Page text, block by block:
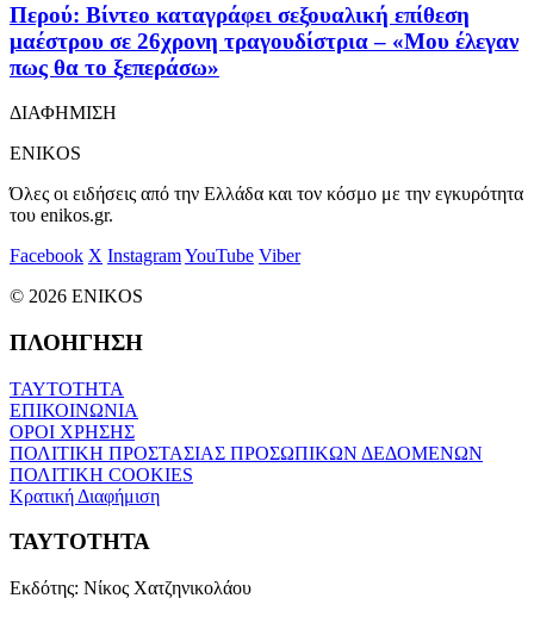
Περού: Βίντεο καταγράφει σεξουαλική επίθεση
μαέστρου σε 26χρονη τραγουδίστρια – «Μου έλεγαν
πως θα το ξεπεράσω»
ΔΙΑΦΗΜΙΣΗ
ENIKOS
Όλες οι ειδήσεις από την Ελλάδα και τον κόσμο με την εγκυρότητα
του enikos.gr.
Facebook X InstagramYouTube Viber
© 2026 ENIKOS
ΠΛΟΗΓΗΣΗ
ΤΑΥΤΟΤΗΤΑ
ΕΠΙΚΟΙΝΩΝΙΑ
ΟΡΟΙ ΧΡΗΣΗΣ
ΠΟΛΙΤΙΚΗ ΠΡΟΣΤΑΣΙΑΣ ΠΡΟΣΩΠΙΚΩΝ ΔΕΔΟΜΕΝΩΝ
ΠΟΛΙΤΙΚΗ COOKIES
Κρατική Διαφήμιση
ΤΑΥΤΟΤΗΤΑ
Εκδότης: Νίκος Χατζηνικολάου